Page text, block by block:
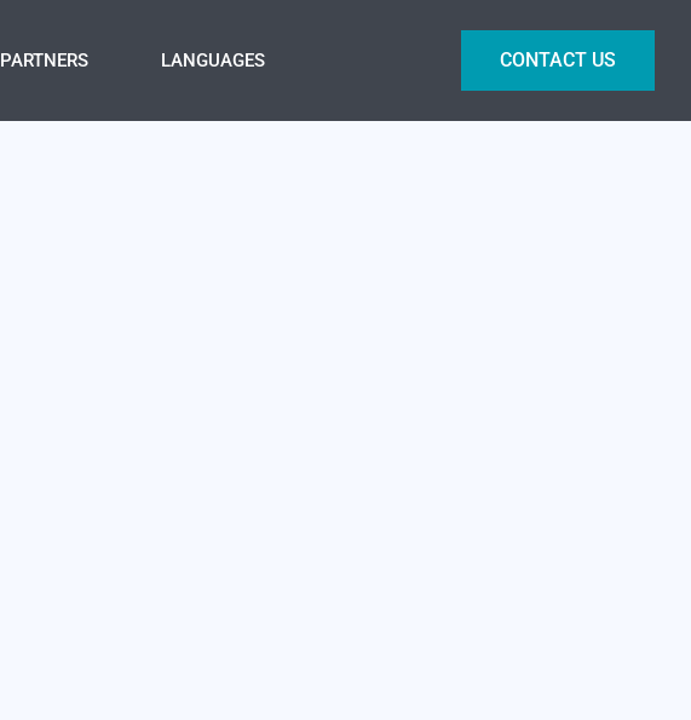
CONTACT US
PARTNERS LANGUAGES